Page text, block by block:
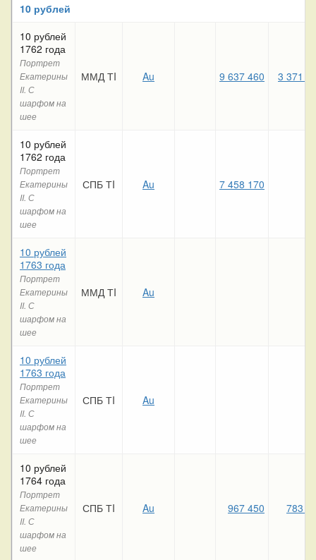
10 рублей
10 рублей
1762 года
Портрет
Екатерины
II. С
шарфом на
шее
ММД ТI Au 9 637 460 3 371
10 рублей
1762 года
Портрет
Екатерины
II. С
шарфом на
шее
СПБ ТI Au 7 458 170
10 рублей
1763 года
Портрет
Екатерины
II. С
шарфом на
шее
ММД ТI Au
10 рублей
1763 года
Портрет
Екатерины
II. С
шарфом на
шее
СПБ ТI Au
10 рублей
1764 года
Портрет
Екатерины
II. С
шарфом на
шее
СПБ ТI Au 967 450 783